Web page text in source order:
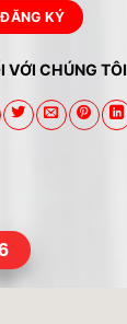
VỚI CHÚNG TÔI